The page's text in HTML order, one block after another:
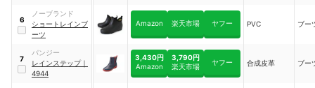
6
ノーブランド
ショートレインブ
ーツ
Amazon 楽天市場 ヤフー PVC ブー
7
パンジー
レインステップ｜
4944
3,430円
Amazon
3,790円
楽天市場
ヤフー 合成皮革 ブー